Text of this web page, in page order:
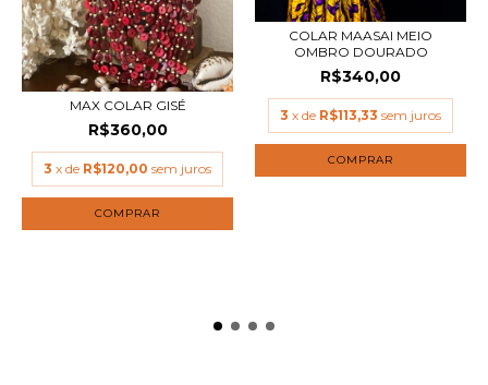
MAX COLAR GISÉ
R$360,00
3 x de R$120,00 sem juros
COLAR MAASAI MEIO
OMBRO DOURADO
R$340,00
3 x de R$113,33 sem juros